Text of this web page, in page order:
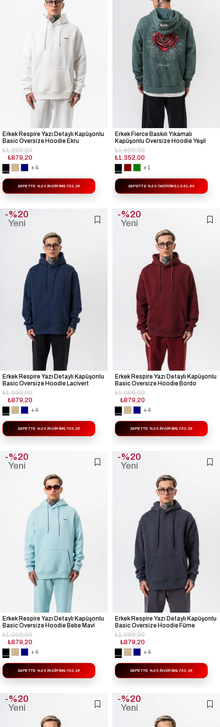
Erkek Respire Yazı Detaylı Kapüşonlu
Basic Oversize Hoodie Ekru
₺879,20
₺1.099,00
+4
SEPETTE %20 İNDIRIM₺703,36
Erkek Fierce Baskılı Yıkamalı
Kapüşonlu Oversize Hoodie Yeşil
₺1.352,00
₺1.690,00
+1
SEPETTE %20 İNDIRIM₺1.081,60
Erkek Respire Yazı Detaylı Kapüşonlu
Basic Oversize Hoodie Lacivert
₺879,20
₺1.099,00
+4
SEPETTE %20 İNDIRIM₺703,36
%20
Yeni
Erkek Respire Yazı Detaylı Kapüşonlu
Basic Oversize Hoodie Bordo
₺879,20
₺1.099,00
+4
SEPETTE %20 İNDIRIM₺703,36
%20
Yeni
Erkek Respire Yazı Detaylı Kapüşonlu
Basic Oversize Hoodie Bebe Mavi
₺879,20
₺1.099,00
+4
SEPETTE %20 İNDIRIM₺703,36
%20
Yeni
Erkek Respire Yazı Detaylı Kapüşonlu
Basic Oversize Hoodie Füme
₺879,20
₺1.099,00
+4
SEPETTE %20 İNDIRIM₺703,36
%20
Yeni
%20
Yeni
%20
Yeni